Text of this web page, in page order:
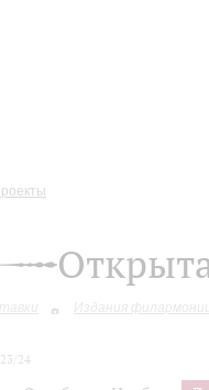
Издания
24